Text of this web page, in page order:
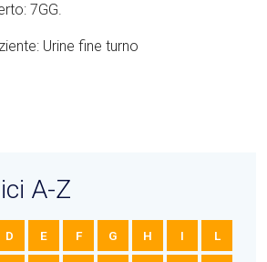
7GG.
Urine fine turno
A-Z
D E F G H I L